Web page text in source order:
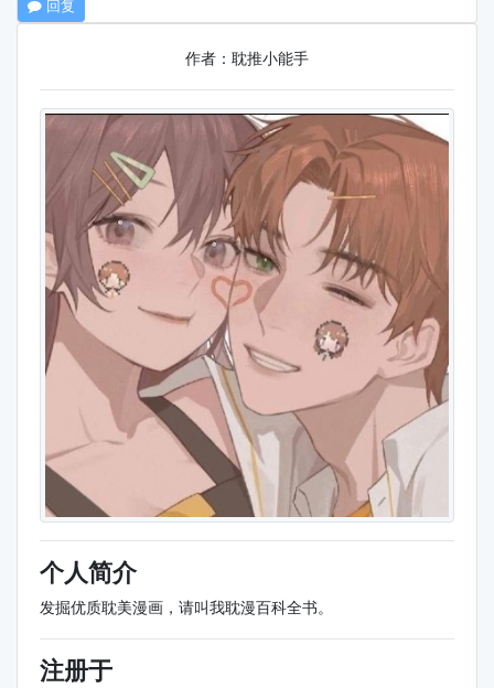
回复
作者：耽推小能手
个人简介
发掘优质耽美漫画，请叫我耽漫百科全书。
注册于